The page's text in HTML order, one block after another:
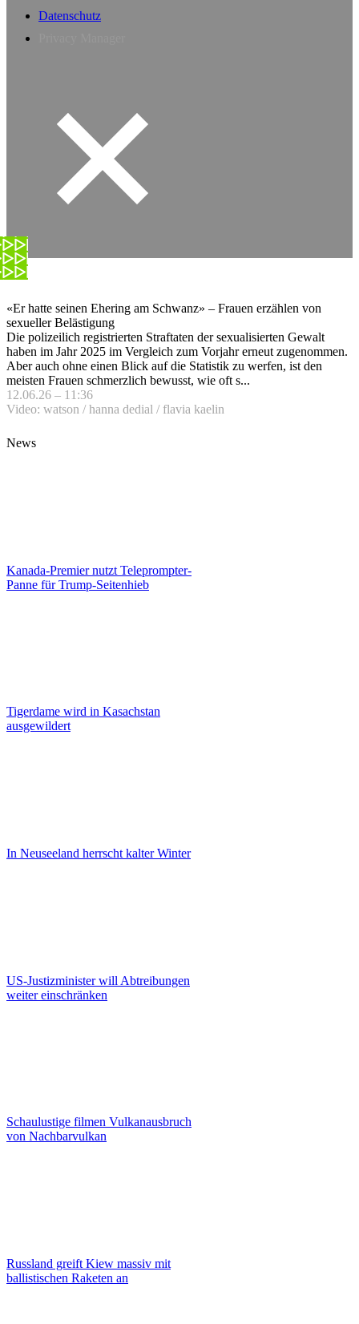
Datenschutz
«Er hatte seinen Ehering am Schwanz» – Frauen erzählen von
sexueller Belästigung
Die polizeilich registrierten Straftaten der sexualisierten Gewalt
haben im Jahr 2025 im Vergleich zum Vorjahr erneut zugenommen.
Aber auch ohne einen Blick auf die Statistik zu werfen, ist den
meisten Frauen schmerzlich bewusst, wie oft s...
12.06.26 – 11:36
Video: watson / hanna dedial / flavia kaelin
News
Kanada-Premier nutzt Teleprompter-
Panne für Trump-Seitenhieb
Tigerdame wird in Kasachstan
ausgewildert
In Neuseeland herrscht kalter Winter
US-Justizminister will Abtreibungen
weiter einschränken
Schaulustige filmen Vulkanausbruch
von Nachbarvulkan
Russland greift Kiew massiv mit
ballistischen Raketen an